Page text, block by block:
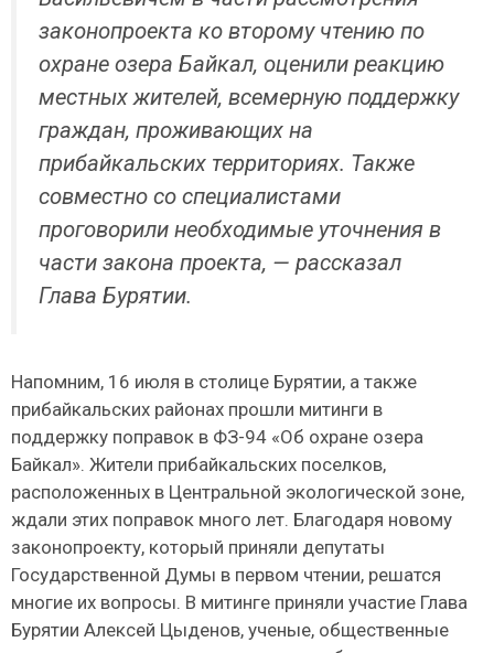
законопроекта ко второму чтению по
охране озера Байкал, оценили реакцию
местных жителей, всемерную поддержку
граждан, проживающих на
прибайкальских территориях. Также
совместно со специалистами
проговорили необходимые уточнения в
части закона проекта, — рассказал
Глава Бурятии.
Напомним, 16 июля в столице Бурятии, а также
прибайкальских районах прошли митинги в
поддержку поправок в ФЗ-94 «Об охране озера
Байкал». Жители прибайкальских поселков,
расположенных в Центральной экологической зоне,
ждали этих поправок много лет. Благодаря новому
законопроекту, который приняли депутаты
Государственной Думы в первом чтении, решатся
многие их вопросы. В митинге приняли участие Глава
Бурятии Алексей Цыденов, ученые, общественные